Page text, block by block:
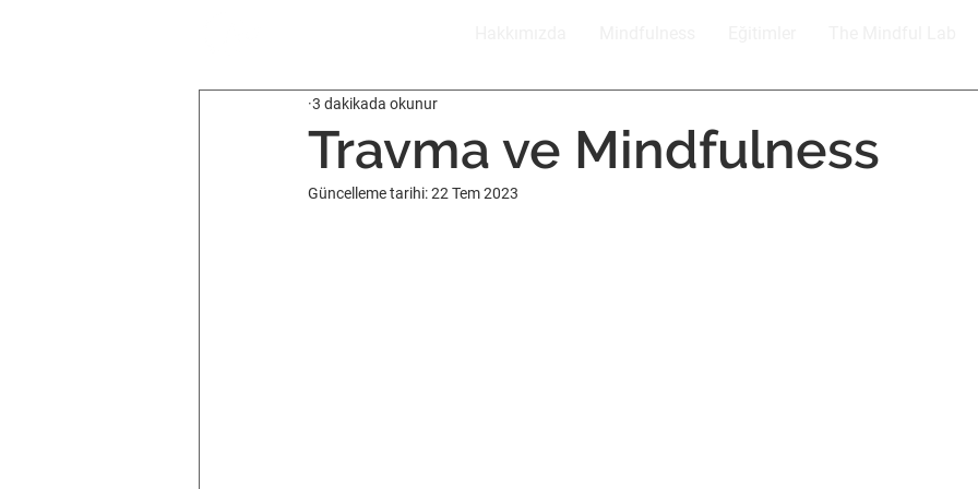
Travma ve Mindfulness
3 dakikada okunur
Güncelleme tarihi:22 Tem 2023